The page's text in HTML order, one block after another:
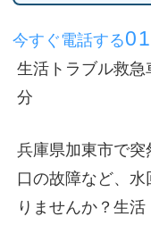
今すぐ電話する
生活トラブル救
分
兵庫県加東市で
口の故障など、
りませんか？生